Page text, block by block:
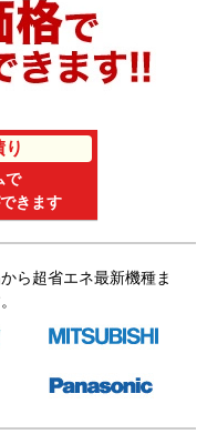
で
きます
ら超省エネ最新機種ま